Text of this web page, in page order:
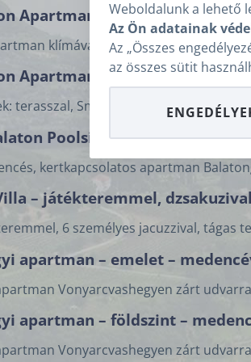
Weboldalunk a lehető
Az Ön adatainak
Az „Összes
az összes sütit
Apartman – tágas apartman
klímával, fedett terasszal és
Apartman – Stúdió apartman
terasszal, Smart TV-vel, mosógéppel
Poolside Apartment –
kertkapcsolatos apartman
– játékteremmel,
6 személyes jacuzzival, tágas
apartman – emelet –
Vonyarcvashegyen zárt
apartman – földszint –
Vonyarcvashegyen zárt